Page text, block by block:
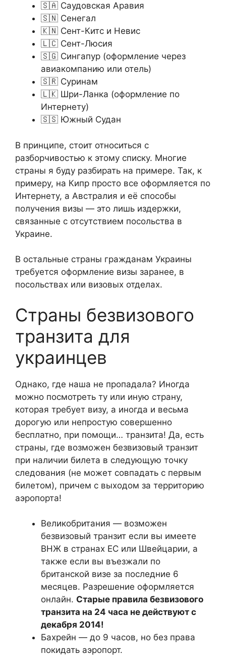
🇸🇦 Саудовская Аравия
🇸🇳 Сенегал
🇰🇳 Сент-Китс и Невис
🇱🇨 Сент-Люсия
🇸🇬 Сингапур (оформление через
авиакомпанию или отель)
🇸🇷 Суринам
🇱🇰 Шри-Ланка (оформление по
Интернету)
🇸🇸 Южный Судан
В принципе, стоит относиться с
разборчивостью к этому списку. Многие
страны я буду разбирать на примере. Так, к
примеру, на Кипр просто все оформляется по
Интернету, а Австралия и её способы
получения визы — это лишь издержки,
связанные с отсутствием посольства в
Украине.
В остальные страны гражданам Украины
требуется оформление визы заранее, в
посольствах или визовых отделах.
Страны безвизового
транзита для
украинцев
Однако, где наша не пропадала? Иногда
можно посмотреть ту или иную страну,
которая требует визу, а иногда и весьма
дорогую или непростую совершенно
бесплатно, при помощи… транзита! Да, есть
страны, где возможен безвизовый транзит
при наличии билета в следующую точку
следования (не может совпадать с первым
билетом), причем с выходом за территорию
аэропорта!
Великобритания — возможен
безвизовый транзит если вы имеете
ВНЖ в странах ЕС или Швейцарии, а
также если вы въезжали по
британской визе за последние 6
месяцев. Разрешение оформляется
онлайн. Старые правила безвизового
транзита на 24 часа не действуют с
декабря 2014!
Бахрейн — до 9 часов, но без права
покидать аэропорт.